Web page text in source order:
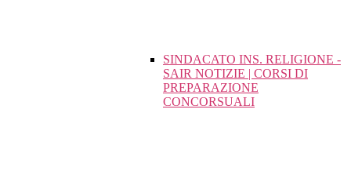
SINDACATO INS. RELIGIONE -
SAIR NOTIZIE | CORSI DI
PREPARAZIONE
CONCORSUALI